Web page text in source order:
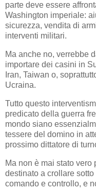
parte deve essere
Washington imperiale:
sicurezza, vendita di
interventi militari.
Ma anche no, verrebbe
importare dei casini in
Iran, Taiwan o,
Ucraina.
Tutto questo
predicato della guerra
mondo siano
tessere del domino in
prossimo dittatore di
Ma non è mai stato
destinato a crollare
comando e controllo, e